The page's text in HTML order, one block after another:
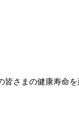
さまの健康寿命